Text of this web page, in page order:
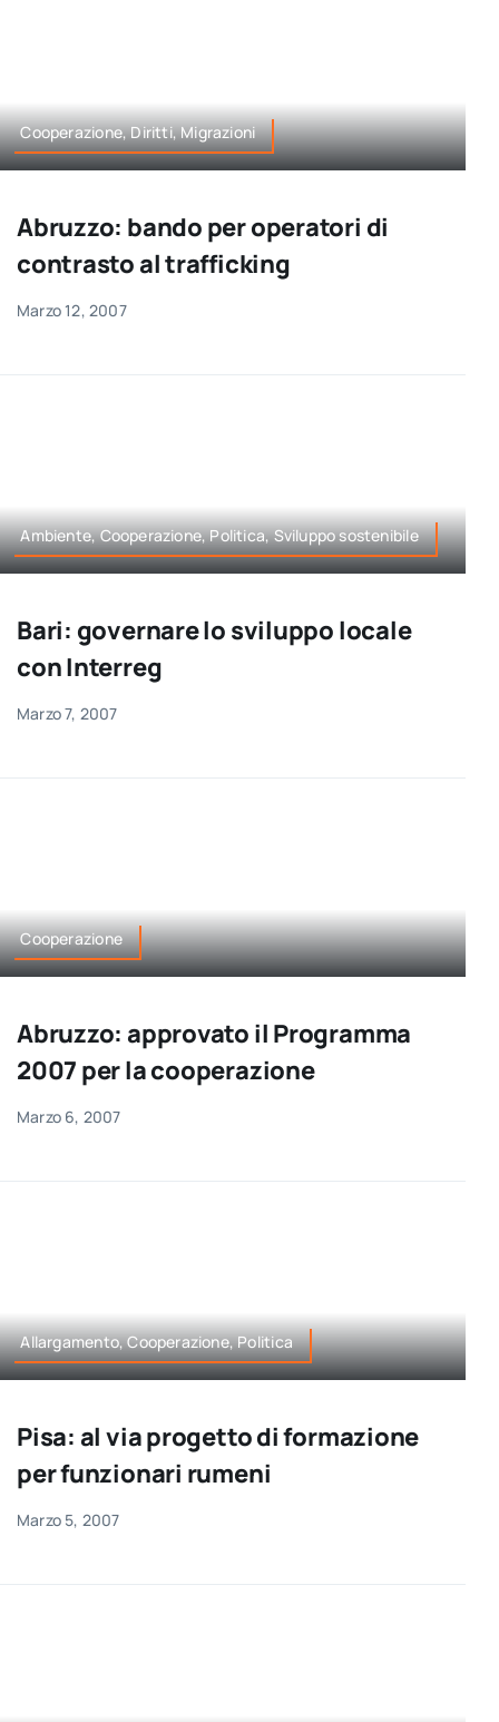
Cooperazione, Diritti, Migrazioni
Abruzzo: bando per operatori di
contrasto al trafficking
Marzo 12, 2007
Ambiente, Cooperazione, Politica, Sviluppo sostenibile
Bari: governare lo sviluppo locale
con Interreg
Marzo 7, 2007
Cooperazione
Abruzzo: approvato il Programma
2007 per la cooperazione
Marzo 6, 2007
Allargamento, Cooperazione, Politica
Pisa: al via progetto di formazione
per funzionari rumeni
Marzo 5, 2007